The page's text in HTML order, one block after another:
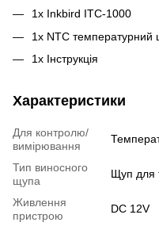
1x Inkbird ITC-1000
1х NTC температурний
1x Інструкція
Характеристики
Для контролю/
вимірювання
Тип виносного
щупа
Щуп для
Живлення
пристрою
DC 12V